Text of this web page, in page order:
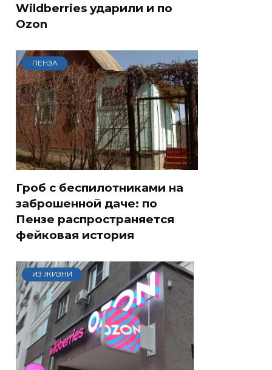
Wildberries ударили и по
Ozon
ПЕНЗА
Гроб с беспилотниками на
заброшенной даче: по
Пензе распространяется
фейковая история
ИЗ ЖИЗНИ